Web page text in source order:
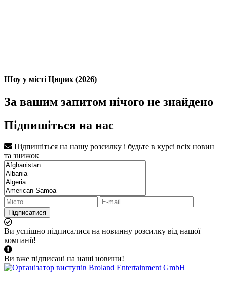
Шоу у місті Цюрих (2026)
За вашим запитом нічого не знайдено
Підпишіться на нас
Підпишіться на нашу розсилку і будьте в курсі всіх новин
та знижок
Підписатися
Ви успішно підписалися на новинну розсилку від нашої
компанії!
Ви вже підписані на наші новини!